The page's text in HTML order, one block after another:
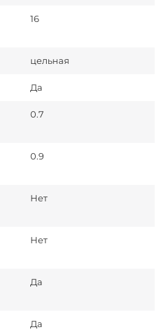
16
цельная
Да
0.7
0.9
Нет
Нет
Да
Да